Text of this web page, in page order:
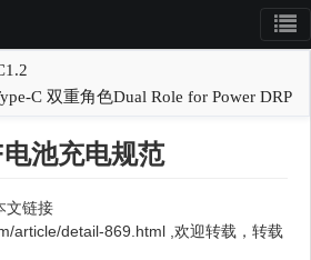
C 双重角色Dual Role for Power DRP
池充电规范
文链接
article/detail-869.html ,欢迎转载，转载